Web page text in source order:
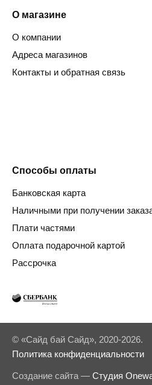
О магазине
О компании
Адреса магазинов
Контакты и обратная связь
Способы оплаты
Банковская карта
Наличными при получении
Плати частями
Оплата подарочной картой
Рассрочка
© «Сайд бай Сайд», 2020-2026.
Политика конфиденциальности
Создание сайта — Студия